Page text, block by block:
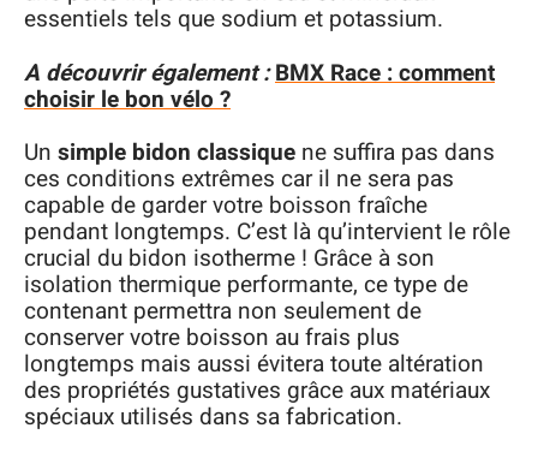
essentiels tels que sodium et potassium.
A découvrir également : BMX Race : comment
choisir le bon vélo ?
Un simple bidon classique ne suffira pas dans
ces conditions extrêmes car il ne sera pas
capable de garder votre boisson fraîche
pendant longtemps. C’est là qu’intervient le rôle
crucial du bidon isotherme ! Grâce à son
isolation thermique performante, ce type de
contenant permettra non seulement de
conserver votre boisson au frais plus
longtemps mais aussi évitera toute altération
des propriétés gustatives grâce aux matériaux
spéciaux utilisés dans sa fabrication.